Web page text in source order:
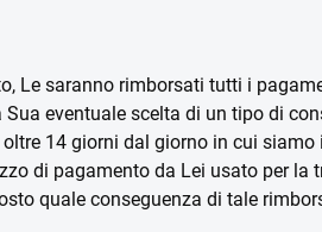
Le saranno rimborsati tutti i
eventuale scelta di un tipo di
14 giorni dal giorno in cui
di pagamento da Lei usato per la
quale conseguenza di tale